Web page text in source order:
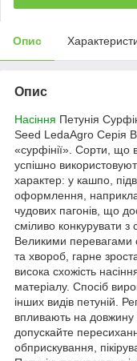
Опис
Опис
Насіння Петунія
Seed LedaAgro Серія
«сурфінії». Сорти, що
успішно
характер: у кашпо,
оформлення,
чудових пагонів, що
сміливо конкурувати з
Великими перевагами
та хвороб, гарне
висока схожість
матеріалу. Спосіб
інших видів петуній.
впливають на довжину
допускайте
обприскування,